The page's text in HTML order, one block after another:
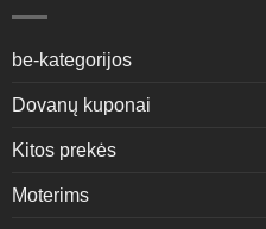
may
chosen
product
be-kategorijos
Dovanų kuponai
Kitos prekės
Moterims